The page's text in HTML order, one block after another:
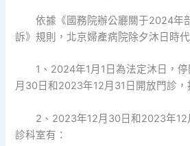
依據《國務院辦公廳關于2024年
訴》規則，北京婦產病院除夕沐日時
1、2024年1月1日為法定沐日，
月30日和2023年12月31日開放門診，
2、2023年12月30日和2023年12
診科室有：